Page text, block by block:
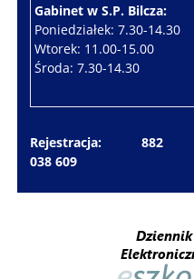
Gabinet w S.P. Bilcza:
Poniedziałek: 7.30-14.30
Wtorek: 11.00-15.00
Środa: 7.30-14.30
Rejestracja: 882
038 609